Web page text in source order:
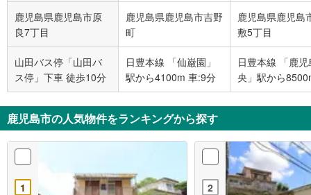
鹿児島県鹿児島市原
良7丁目
鹿児島県鹿児島市吉野
町
鹿児島県鹿児島
敷5丁目
山田バス停「山田バ
ス停」下車 徒歩10分
日豊本線 「仙巌園」
駅から4100m 車:9分
日豊本線 「鹿
央」駅から
車:17分
鹿児島市の人気物件をランキングから探す
1 2